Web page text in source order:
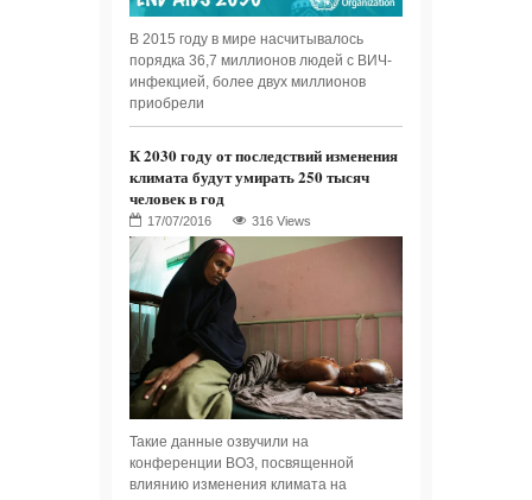
В 2015 году в мире насчитывалось
порядка 36,7 миллионов людей с ВИЧ-
инфекцией, более двух миллионов
приобрели
К 2030 году от последствий изменения
климата будут умирать 250 тысяч
человек в год
316 Views
Такие данные озвучили на
конференции ВОЗ, посвященной
влиянию изменения климата на